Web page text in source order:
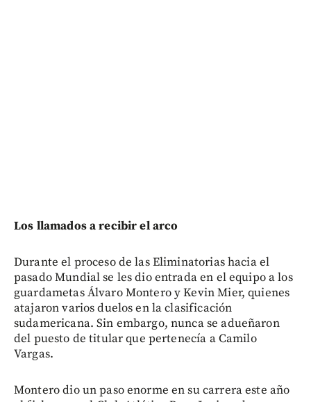
Los llamados a recibir el arco
Durante el proceso de las Eliminatorias hacia el
pasado Mundial se les dio entrada en el equipo a los
guardametas Álvaro Montero y Kevin Mier, quienes
atajaron varios duelos en la clasificación
sudamericana. Sin embargo, nunca se adueñaron
del puesto de titular que pertenecía a Camilo
Vargas.
Montero dio un paso enorme en su carrera este año